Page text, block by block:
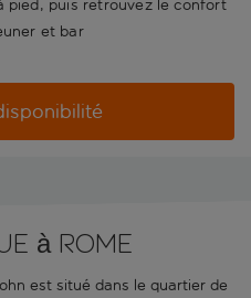
pied, puis retrouvez le confort
et bar
à Rome
est situé dans le quartier de